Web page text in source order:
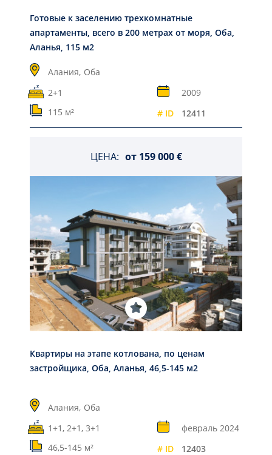
Готовые к заселению трехкомнатные
апартаменты, всего в 200 метрах от моря, Оба,
Аланья, 115 м2
Алания, Оба
2+1
2009
115 м²
# ID 12411
ЦЕНА: от 159 000 €
Квартиры на этапе котлована, по ценам
застройщика, Оба, Аланья, 46,5-145 м2
Алания, Оба
1+1, 2+1, 3+1
февраль 2024
46,5-145 м²
# ID 12403